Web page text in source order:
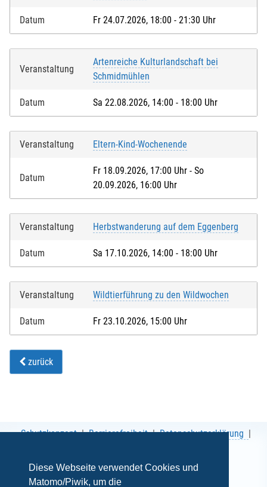
Diese Webseite verwendet Cookies und
Matomo/Piwik, um die
Datum Fr 24.07.2026, 18:00 - 21:30 Uhr
Veranstaltung
Artenreiche Kulturlandschaft bei
Schmidmühlen
Datum Sa 22.08.2026, 14:00 - 18:00 Uhr
Veranstaltung Eltern-Kind-Wochenende
Datum
Fr 18.09.2026, 17:00 Uhr - So
20.09.2026, 16:00 Uhr
Veranstaltung Herbstwanderung auf dem Eggenberg
Datum Sa 17.10.2026, 14:00 - 18:00 Uhr
Veranstaltung Wildtierführung zu den Wildwochen
Datum Fr 23.10.2026, 15:00 Uhr
zurück
Schutzkonzept Barrierefreiheit
Datenschutzerklärung